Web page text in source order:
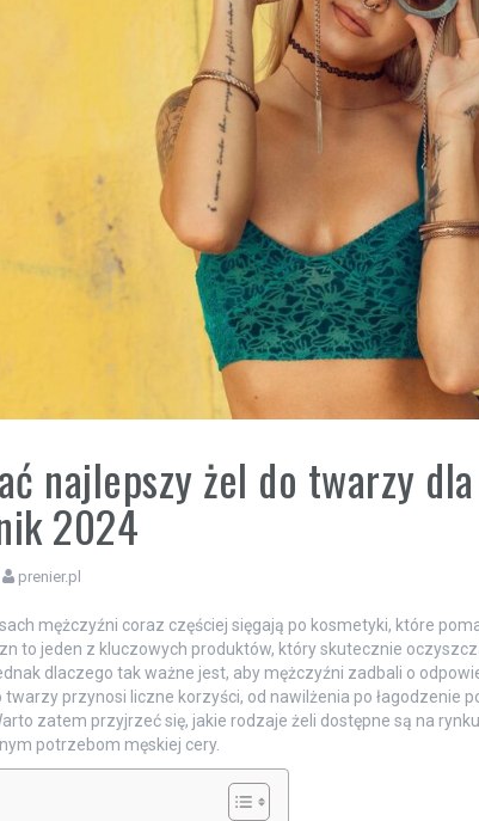
najlepszy żel do twarzy
2024
prenier.pl
mężczyźni coraz częściej sięgają po kosmetyki, które
to jeden z kluczowych produktów, który skutecznie
dlaczego tak ważne jest, aby mężczyźni zadbali o
przynosi liczne korzyści, od nawilżenia po łagodzenie
zatem przyjrzeć się, jakie rodzaje żeli dostępne są na
potrzebom męskiej cery.